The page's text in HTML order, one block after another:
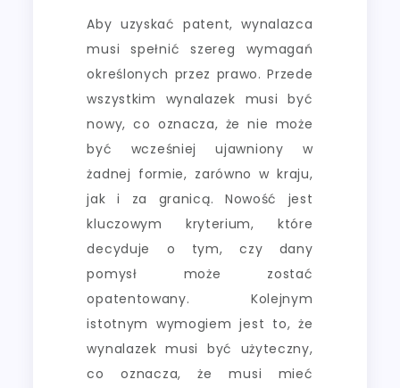
Aby uzyskać patent, wynalazca
musi spełnić szereg wymagań
określonych przez prawo. Przede
wszystkim wynalazek musi być
nowy, co oznacza, że nie może
być wcześniej ujawniony w
żadnej formie, zarówno w kraju,
jak i za granicą. Nowość jest
kluczowym kryterium, które
decyduje o tym, czy dany
pomysł może zostać
opatentowany. Kolejnym
istotnym wymogiem jest to, że
wynalazek musi być użyteczny,
co oznacza, że musi mieć